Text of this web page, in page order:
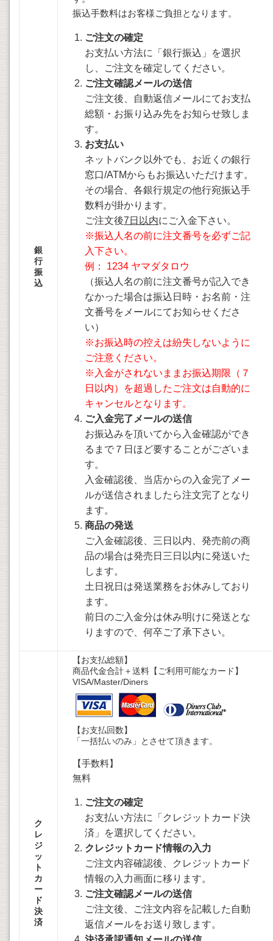
銀
行
振
込
振込手数料はお客様ご負担となります。
ご注文の確定
お支払い方法に「銀行振込」を選択
し、ご注文を確定してください。
ご注文確認メールの送信
ご注文後、自動返信メールにてお支払
総額・お振り込み先をお知らせ致しま
す。
お支払い
ネットバンク以外でも、お近くの銀行
窓口/ATMからもお振込いただけます。
その場合、各銀行規定の他行宛振込手
数料が掛かります。
ご注文後7日以内にご入金下さい。
※振込人名の前に注文番号を必ずご記
入下さい。
例： 1234 ヤマダタロウ
（振込人名の前に注文番号が記入でき
なかった場合は振込日時・お名前・注
文番号をメールにてお知らせくださ
い）
※お振込時の控えは紛失しないように
ご注意ください。
※入金がされないままお振込期限（７
日以内）を超過したご注文は自動的に
キャンセルとなります。
ご入金完了メールの送信
お振込みを頂いてから入金確認ができ
るまで７日ほど要することがございま
す。
入金確認後、当店からの入金完了メー
ルが送信されましたら注文完了となり
ます。
商品の発送
ご入金確認後、三日以内、発売前の商
品の場合は発売日三日以内に発送いた
します。
土日祝日は発送業務をお休みしており
ます。
前日のご入金分は休み明けに発送とな
りますので、何卒ご了承下さい。
ク
レ
ジ
ッ
ト
カ
ー
ド
決
済
【お支払総額】
商品代金合計＋送料【ご利用可能なカード】
VISA/Master/Diners
【お支払回数】
「一括払いのみ」とさせて頂きます。
【手数料】
無料
ご注文の確定
お支払い方法に「クレジットカード決
済」を選択してください。
クレジットカード情報の入力
ご注文内容確認後、クレジットカード
情報の入力画面に移ります。
ご注文確認メールの送信
ご注文後、ご注文内容を記載した自動
返信メールをお送り致します。